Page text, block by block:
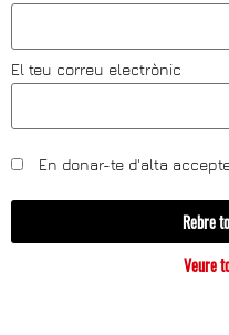
El teu correu electrònic
En donar-te d'alta
Rebre
Veure